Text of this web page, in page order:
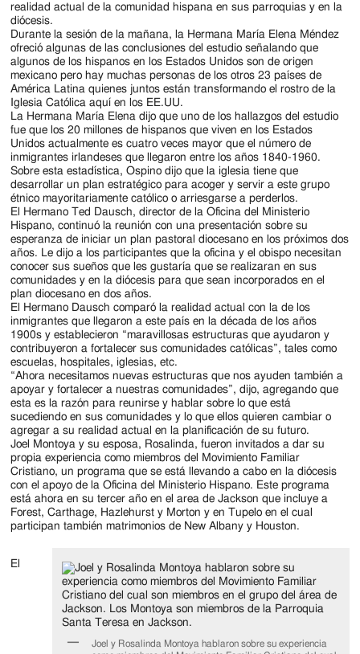
realidad actual de la comunidad hispana en sus parroquias y en la
diócesis.
Durante la sesión de la mañana, la Hermana María Elena Méndez
ofreció algunas de las conclusiones del estudio señalando que
algunos de los hispanos en los Estados Unidos son de origen
mexicano pero hay muchas personas de los otros 23 países de
América Latina quienes juntos están transformando el rostro de la
Iglesia Católica aquí en los EE.UU.
La Hermana María Elena dijo que uno de los hallazgos del estudio
fue que los 20 millones de hispanos que viven en los Estados
Unidos actualmente es cuatro veces mayor que el número de
inmigrantes irlandeses que llegaron entre los años 1840-1960.
Sobre esta estadística, Ospino dijo que la iglesia tiene que
desarrollar un plan estratégico para acoger y servir a este grupo
étnico mayoritariamente católico o arriesgarse a perderlos.
El Hermano Ted Dausch, director de la Oficina del Ministerio
Hispano, continuó la reunión con una presentación sobre su
esperanza de iniciar un plan pastoral diocesano en los próximos dos
años. Le dijo a los participantes que la oficina y el obispo necesitan
conocer sus sueños que les gustaría que se realizaran en sus
comunidades y en la diócesis para que sean incorporados en el
plan diocesano en dos años.
El Hermano Dausch comparó la realidad actual con la de los
inmigrantes que llegaron a este país en la década de los años
1900s y establecieron “maravillosas estructuras que ayudaron y
contribuyeron a fortalecer sus comunidades católicas”, tales como
escuelas, hospitales, iglesias, etc.
“Ahora necesitamos nuevas estructuras que nos ayuden también a
apoyar y fortalecer a nuestras comunidades”, dijo, agregando que
esta es la razón para reunirse y hablar sobre lo que está
sucediendo en sus comunidades y lo que ellos quieren cambiar o
agregar a su realidad actual en la planificación de su futuro.
Joel Montoya y su esposa, Rosalinda, fueron invitados a dar su
propia experiencia como miembros del Movimiento Familiar
Cristiano, un programa que se está llevando a cabo en la diócesis
con el apoyo de la Oficina del Ministerio Hispano. Este programa
está ahora en su tercer año en el area de Jackson que incluye a
Forest, Carthage, Hazlehurst y Morton y en Tupelo en el cual
participan también matrimonios de New Albany y Houston.
Joel y Rosalinda Montoya hablaron sobre su experiencia
El